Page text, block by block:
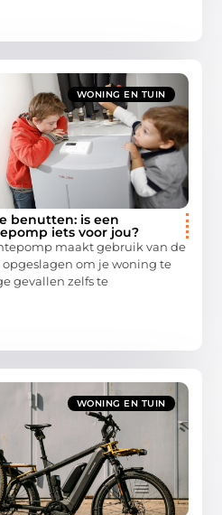
WONING EN TUIN
benutten: is een
iets voor jou?
maakt gebruik van de
om je woning te
gevallen zelfs te
WONING EN TUIN